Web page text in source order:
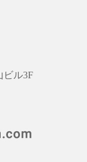
ビル3F